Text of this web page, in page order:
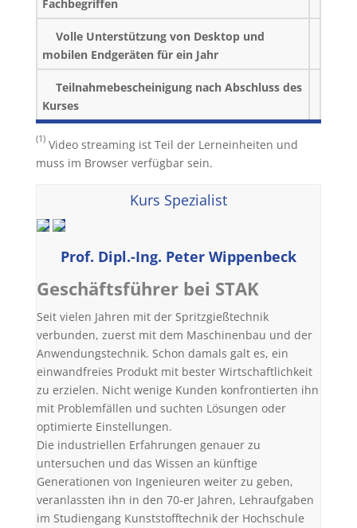
Fachbegriffen
Volle Unterstützung von Desktop und
mobilen Endgeräten für ein Jahr
Teilnahmebescheinigung nach Abschluss des
Kurses
(1)Video streaming ist Teil der Lerneinheiten und
muss im Browser verfügbar sein.
Kurs Spezialist
Prof. Dipl.-Ing. Peter Wippenbeck
Geschäftsführer bei STAK
Seit vielen Jahren mit der Spritzgießtechnik
verbunden, zuerst mit dem Maschinenbau und der
Anwendungstechnik. Schon damals galt es, ein
einwandfreies Produkt mit bester Wirtschaftlichkeit
zu erzielen. Nicht wenige Kunden konfrontierten ihn
mit Problemfällen und suchten Lösungen oder
optimierte Einstellungen.
Die industriellen Erfahrungen genauer zu
untersuchen und das Wissen an künftige
Generationen von Ingenieuren weiter zu geben,
veranlassten ihn in den 70-er Jahren, Lehraufgaben
im Studiengang Kunststofftechnik der Hochschule